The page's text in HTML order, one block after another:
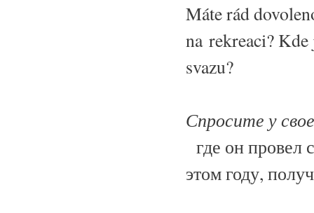
Máte rád
na rekreaci? Kde
svazu?
Спросите у
где он провел
этом году,